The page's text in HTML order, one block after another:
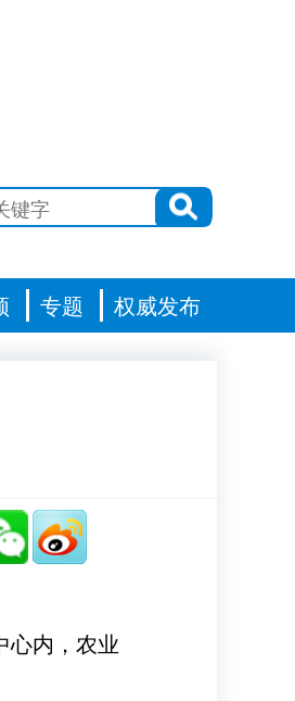
专题 权威发布
心内，农业